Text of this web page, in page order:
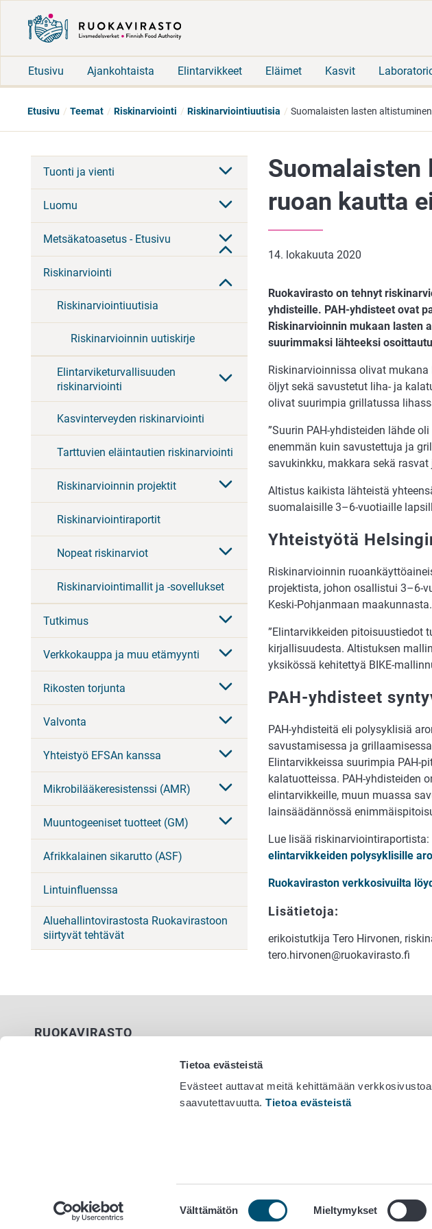
Tietoa evästeistä
Evästeet auttavat meitä kehittämään
saavutettavuutta.Tietoa evästeistä
Välttämätön Mieltymykset
Etusivu Ajankohtaista Elintarvikkeet Eläimet Kasvit
Etusivu Teemat Riskinarviointi Riskinarviointiuutisia Suomalaisten lasten
Tuonti ja vienti
Luomu
Metsäkatoasetus - Etusivu
Riskinarviointi
Riskinarviointiuutisia
Riskinarvioinnin uutiskirje
Elintarviketurvallisuuden
riskinarviointi
Kasvinterveyden riskinarviointi
Tarttuvien eläintautien riskinarviointi
Riskinarvioinnin projektit
Riskinarviointiraportit
Nopeat riskinarviot
Riskinarviointimallit ja -sovellukset
Tutkimus
Verkkokauppa ja muu etämyynti
Rikosten torjunta
Valvonta
Yhteistyö EFSAn kanssa
Mikrobilääkeresistenssi (AMR)
Muuntogeeniset tuotteet (GM)
Afrikkalainen sikarutto (ASF)
Lintuinfluenssa
Aluehallintovirastosta Ruokavirastoon
siirtyvät tehtävät
ruoan kautta
14. lokakuuta 2020
Ruokavirasto on tehnyt
yhdisteille. PAH-yhdisteet ovat
Riskinarvioinnin mukaan lasten
suurimmaksi lähteeksi
Riskinarvioinnissa olivat
öljyt sekä savustetut liha- ja
olivat suurimpia grillatussa
”Suurin PAH-yhdisteiden lähde
enemmän kuin savustettuja ja
savukinkku, makkara sekä
Altistus kaikista lähteistä
suomalaisille 3–6-vuotiaille
Yhteistyötä
Riskinarvioinnin
projektista, johon osallistui 3–6-
Keski-Pohjanmaan maakunnasta.
”Elintarvikkeiden pitoisuustiedot
kirjallisuudesta. Altistuksen
yksikössä kehitettyä BIKE-
PAH-yhdisteet
PAH-yhdisteitä eli polysyklisiä
savustamisessa ja
Elintarvikkeissa suurimpia PAH-
kalatuotteissa. PAH-yhdisteiden
elintarvikkeille, muun muassa
lainsäädännössä
Lue lisää riskinarviointiraportista:
elintarvikkeiden polysyklisille
Ruokaviraston verkkosivuilta
Lisätietoja:
erikoistutkija Tero Hirvonen,
tero.hirvonen@ruokavirasto.fi
RUOKAVIRASTO
Evästeasetukset